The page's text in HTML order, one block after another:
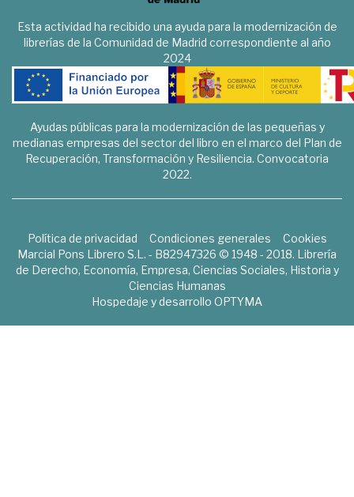
Esta actividad ha recibido una ayuda para la modernización de
librerías de la Comunidad de Madrid correspondiente al año
2024
Ayudas públicas para la modernización de las pequeñas y
medianas empresas del sector del libro en el marco del Plan de
Recuperación, Transformación y Resiliencia. Convocatoria
2022.
Política de privacidad Condiciones generales
Cookies
Marcial Pons Librero S.L. - B82947326 © 1948 - 2018. Librería
de Derecho, Economía, Empresa, Ciencias Sociales, Historia y
Ciencias Humanas
Hospedaje y desarrollo OPTYMA